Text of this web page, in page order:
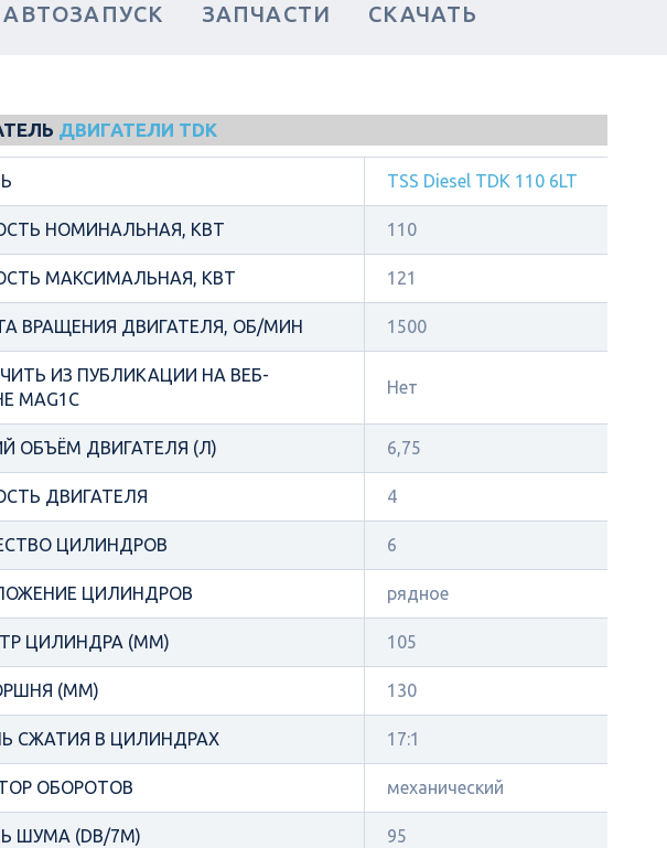
ЗАПЧАСТИ СКАЧАТЬ
ДВИГАТЕЛИ TDK
TSS Diesel TDK 110 6LT
НОМИНАЛЬНАЯ, КВТ 110
МАКСИМАЛЬНАЯ, КВТ 121
ВРАЩЕНИЯ ДВИГАТЕЛЯ, ОБ/МИН 1500
ИЗ ПУБЛИКАЦИИ НА ВЕБ-
MAG1C
Нет
ОБЪЁМ ДВИГАТЕЛЯ (Л) 6,75
ДВИГАТЕЛЯ 4
ЦИЛИНДРОВ 6
ЦИЛИНДРОВ рядное
ЦИЛИНДРА (ММ) 105
(ММ) 130
СЖАТИЯ В ЦИЛИНДРАХ 17:1
ОБОРОТОВ механический
ШУМА (DB/7М) 95